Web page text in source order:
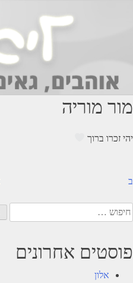
מור מוריה
יהי זכרו ברוך
ניווט
ב
חיפוש:
פוסטים אחרונים
אלון